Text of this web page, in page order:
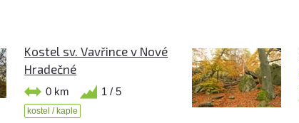
Kostel sv. Vavřince v Nové
Hradečné
0 km 1 / 5
kostel / kaple